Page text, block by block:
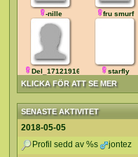
KLICKA FÖR ATT SE MER
-nille fru smurf
Del_171219165700 starfly
SENASTE AKTIVITET
2018-05-05
Profil sedd av %s
jontez